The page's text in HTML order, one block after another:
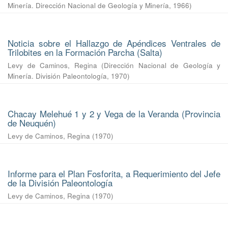
Minería. Dirección Nacional de Geología y Minería, 1966)
Noticia sobre el Hallazgo de Apéndices Ventrales de
Trilobites en la Formación Parcha (Salta)
Levy de Caminos, Regina (Dirección Nacional de Geología y
Minería. División Paleontología, 1970)
Chacay Melehué 1 y 2 y Vega de la Veranda (Provincia
de Neuquén)
Levy de Caminos, Regina (1970)
Informe para el Plan Fosforita, a Requerimiento del Jefe
de la División Paleontología
Levy de Caminos, Regina (1970)